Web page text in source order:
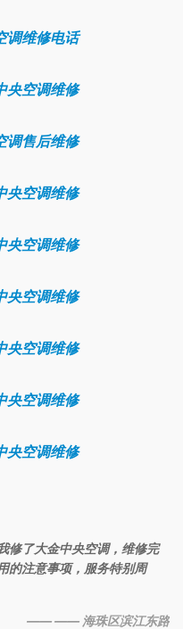
调维修电话
央空调维修
调售后维修
央空调维修
央空调维修
央空调维修
央空调维修
央空调维修
央空调维修
修了大金中央空调，维修完
的注意事项，服务特别周
—— —— 海珠区滨江东路